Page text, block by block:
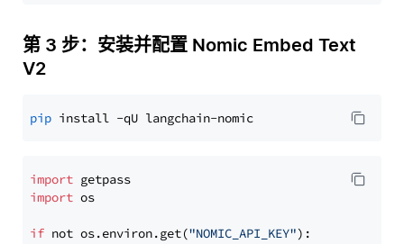
第 3 步：安装并配置 Nomic Embed Text
V2
pip
import
import os
if not os.environ.get("NOMIC_API_KEY"):